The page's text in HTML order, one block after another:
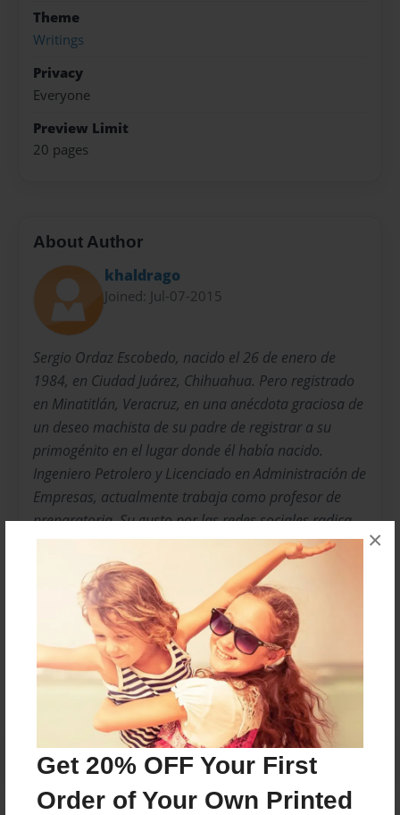
Get 20% OFF Your First
Order of Your Own Printed
×
Theme
Writings
Privacy
Everyone
Preview Limit
20 pages
About Author
khaldrago
Joined: Jul-07-2015
Sergio Ordaz Escobedo, nacido el 26 de enero de
1984, en Ciudad Juárez, Chihuahua. Pero registrado
en Minatitlán, Veracruz, en una anécdota graciosa de
un deseo machista de su padre de registrar a su
primogénito en el lugar donde él había nacido.
Ingeniero Petrolero y Licenciado en Administración de
Empresas, actualmente trabaja como profesor de
preparatoria. Su gusto por las redes sociales radica
en el uso práctico para obtener información de
manera rápida.
Messages from the Author
No author messages are available for this book.